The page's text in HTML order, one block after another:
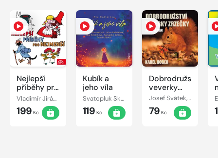
Nejlepší
příběhy pro
nejmenší Vladimír Jiránek, Miloš Kirschner, Eva Košlerová, Josef Lada, Jaroslav Pacovský, Jiří Šebánek, Václav Čtvrtek, František Nepil, Josef Čapek
199 Kč
Kubík a
jeho víla
Svatopluk Skládal, Otakar Brousek, Jiřina Bohdalová, Eva Košlerová, Věra Kubánková, Zdeněk Řehoř
119 Kč
Dobrodružství
veverky
Zrzečky
(Karel
Höger)
Josef Svátek, Karel Höger, Eva Košlerová, Josef Zeman
79 Kč